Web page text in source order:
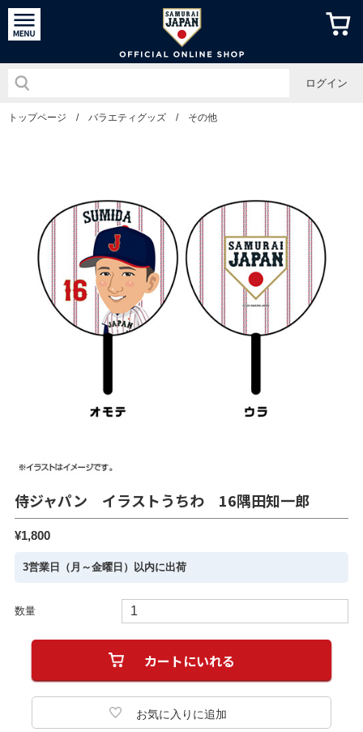
侍ジャパ
ログイン
トップページ / バラエティグッズ / その他
侍ジャパン イラストうちわ 16隅田知一郎
¥1,800
3営業日（月～金曜日）以内に出荷
数量